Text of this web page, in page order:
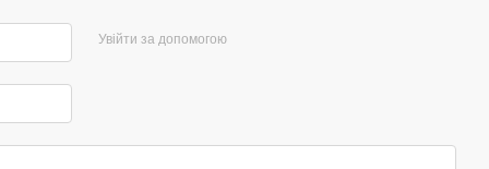
Увійти за допомогою